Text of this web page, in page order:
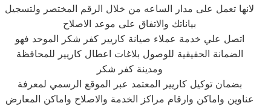
لانها تعمل على مدار الساعه من خلال الرقم المختصر ولتسجيل
بياناتك والاتفاق على موعد الاصلاح
اتصل علي خدمة عملاء صيانة كاريير كفر شكر الموحد فهو
الضمانة الحقيقية للوصول بلاغات اعطال كاريير للمحافظة
ومدينة كفر شكر
بضمان توكيل كاريير المعتمد عبر الموقع الرسمي لمعرفة
عناوين واماكن وارقام مراكز الخدمة والاصلاح واماكن المعارض